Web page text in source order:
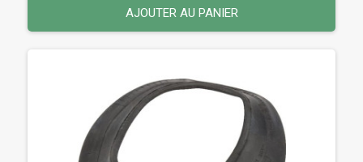
AJOUTER AU PANIER